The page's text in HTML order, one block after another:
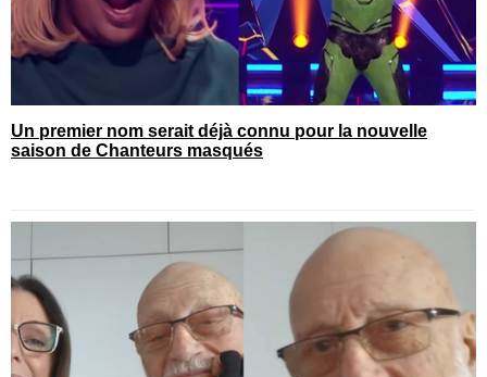
Un premier nom serait déjà connu pour la nouvelle
saison de Chanteurs masqués